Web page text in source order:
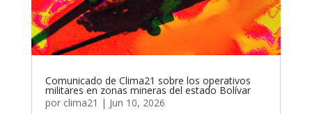
Comunicado de Clima21 sobre los operativos
militares en zonas mineras del estado Bolívar
por clima21 | Jun 10, 2026